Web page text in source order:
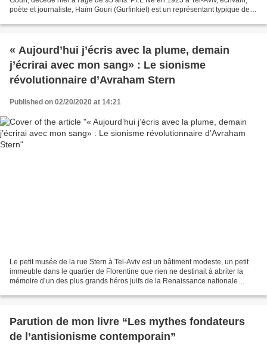
poète et journaliste, Haïm Gouri (Gurfinkiel) est un représentant typique de la
« Aujourd’hui j’écris avec la plume, demain
j’écrirai avec mon sang» : Le sionisme
révolutionnaire d’Avraham Stern
Published on 02/20/2020 at 14:21
Le petit musée de la rue Stern à Tel-Aviv est un bâtiment modeste, un petit
immeuble dans le quartier de Florentine que rien ne destinait à abriter la
mémoire d’un des plus grands héros juifs de la Renaissance nationale
Parution de mon livre “Les mythes fondateurs
de l’antisionisme contemporain”